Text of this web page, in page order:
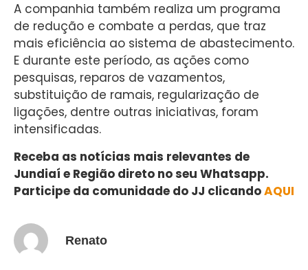
A companhia também realiza um programa
de redução e combate a perdas, que traz
mais eficiência ao sistema de abastecimento.
E durante este período, as ações como
pesquisas, reparos de vazamentos,
substituição de ramais, regularização de
ligações, dentre outras iniciativas, foram
intensificadas.
Receba as notícias mais relevantes de
Jundiaí e Região direto no seu Whatsapp.
Participe da comunidade do JJ clicandoAQUI
Renato